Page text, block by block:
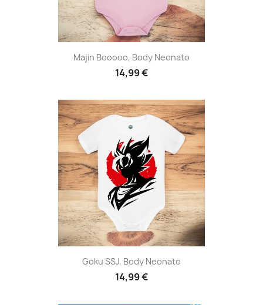
Majin Booooo, Body Neonato
14,99 €
Goku SSJ, Body Neonato
14,99 €